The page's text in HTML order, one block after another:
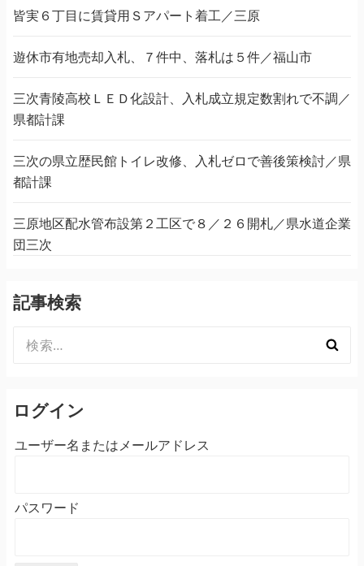
皆実６丁目に賃貸用Ｓアパート着工／三原
遊休市有地売却入札、７件中、落札は５件／福山市
三次青陵高校ＬＥＤ化設計、入札成立規定数割れで不調／
県都計課
三次の県立歴民館トイレ改修、入札ゼロで善後策検討／県
都計課
三原地区配水管布設第２工区で８／２６開札／県水道企業
団三次
記事検索
索:
ログイン
ユーザー名またはメールアドレス
パスワード